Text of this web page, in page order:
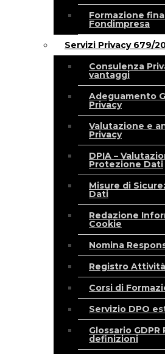
Formazione
Fondimpresa
Servizi Privacy 679/
Consulenza
vantaggi
Adeguamento
Privacy
Valutazione e
Privacy
DPIA –
Protezione Dati
Misure di
Dati
Redazione
Cookie
Nomina
Registro
Corsi di
Servizio DPO
Glossario
definizioni